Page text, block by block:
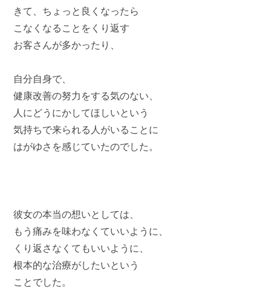
きて、ちょっと良くなったら
こなくなることをくり返す
お客さんが多かったり、
自分自身で、
健康改善の努力をする気のない、
人にどうにかしてほしいという
気持ちで来られる人がいることに
はがゆさを感じていたのでした。
彼女の本当の想いとしては、
もう痛みを味わなくていいように、
くり返さなくてもいいように、
根本的な治療がしたいという
ことでした。